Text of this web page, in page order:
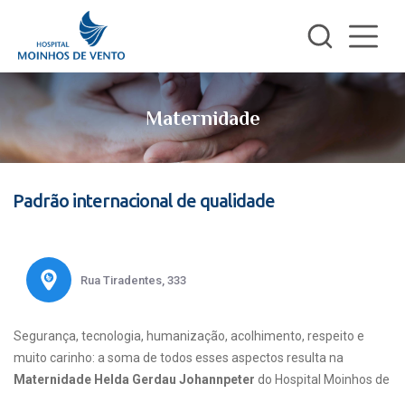
Maternidade
Padrão internacional de qualidade
Rua Tiradentes, 333
Segurança, tecnologia, humanização, acolhimento, respeito e
muito carinho: a soma de todos esses aspectos resulta na
Maternidade Helda Gerdau Johannpeter do Hospital Moinhos de